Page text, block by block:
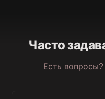
Часто
Есть